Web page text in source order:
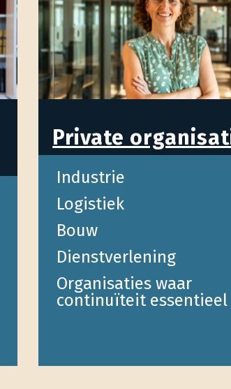
Private
Industrie
Logistiek
Bouw
Dienstverlening
Organisaties waar
continuïteit essentieel